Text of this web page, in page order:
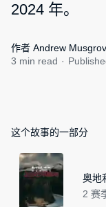
2024 年。
作者 Andrew
3 min read
这个故事的一部分
奥地
2 赛